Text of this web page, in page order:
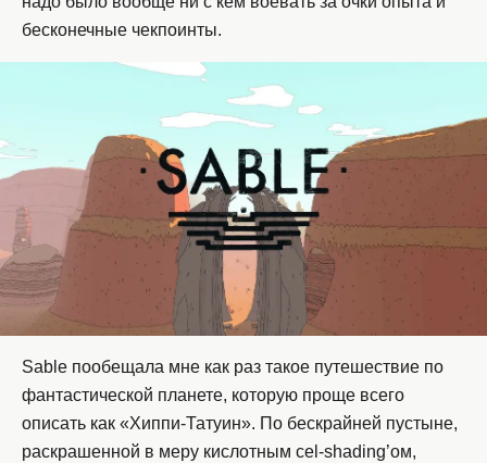
бесконечные чекпоинты.
Sable пообещала мне как раз такое путешествие по
фантастической планете, которую проще всего
описать как «Хиппи-Татуин». По бескрайней пустыне,
раскрашенной в меру кислотным cel-shading’ом,